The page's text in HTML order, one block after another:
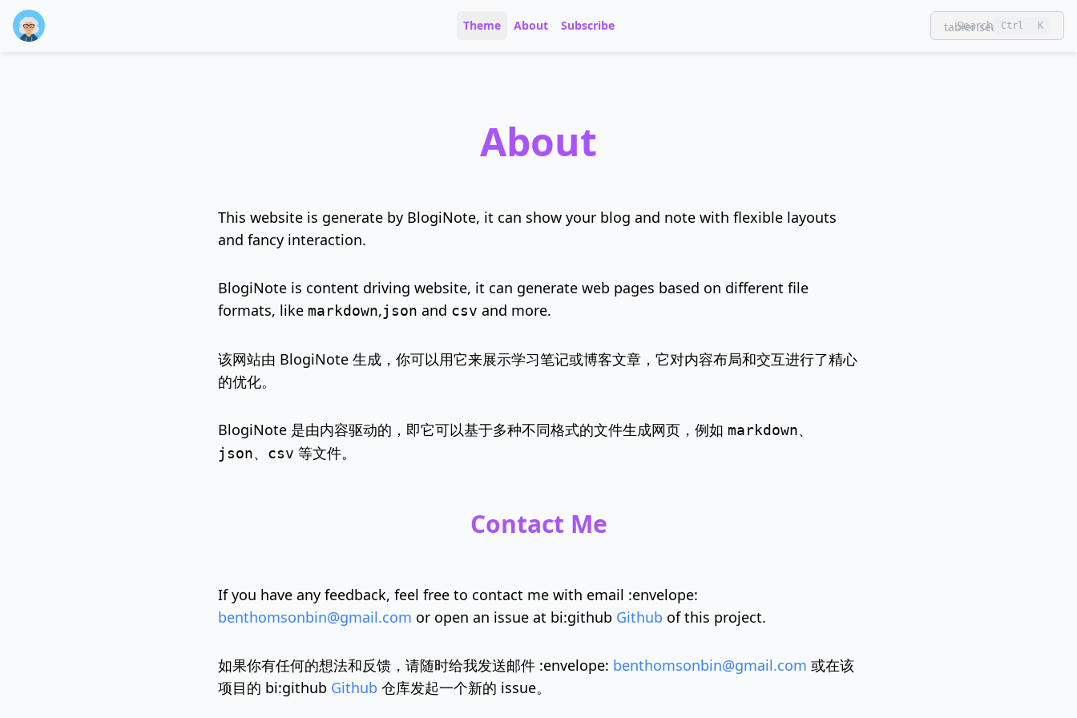
Theme About Subscribe tabler:search
Search Ctrl K
About
This website is generate by BlogiNote, it can show your blog and note with flexible layouts
and fancy interaction.
BlogiNote is content driving website, it can generate web pages based on different file
formats, like markdown,json and csv and more.
该网站由 BlogiNote 生成，你可以用它来展示学习笔记或博客文章，它对内容布局和交互进行了精心
的优化。
BlogiNote 是由内容驱动的，即它可以基于多种不同格式的文件生成网页，例如 markdown、
json、 csv 等文件。
Contact Me
If you have any feedback, feel free to contact me with email :envelope:
benthomsonbin@gmail.com or open an issue at bi:github Github of this project.
如果你有任何的想法和反馈，请随时给我发送邮件 :envelope: benthomsonbin@gmail.com 或在该
项目的 bi:github Github 仓库发起一个新的 issue。